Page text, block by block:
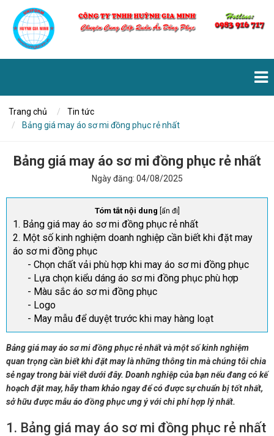
Trang chủ
Tin tức
Bảng giá may áo sơ mi đồng phục rẻ nhất
Bảng giá may áo sơ mi đồng phục rẻ nhất
Ngày đăng: 04/08/2025
Tóm tắt nội dung ẩn đi
1. Bảng giá may áo sơ mi đồng phục rẻ nhất
2. Một số kinh nghiệm doanh nghiệp cần biết khi đặt may
áo sơ mi đồng phục
- Chọn chất vải phù hợp khi may áo sơ mi đồng phục
- Lựa chọn kiểu dáng áo sơ mi đồng phục phù hợp
- Màu sắc áo sơ mi đồng phục
- Logo
- May mẫu để duyệt trước khi may hàng loạt
Bảng giá may áo sơ mi đồng phục rẻ nhất và một số kinh nghiệm
quan trọng cần biết khi đặt may là những thông tin mà chúng tôi chia
sẻ ngay trong bài viết dưới đây. Doanh nghiệp của bạn nếu đang có kế
hoạch đặt may, hãy tham khảo ngay để có được sự chuẩn bị tốt nhất,
sở hữu được mẫu áo đồng phục ưng ý với chi phí hợp lý nhất.
1. Bảng giá may áo sơ mi đồng phục rẻ nhất